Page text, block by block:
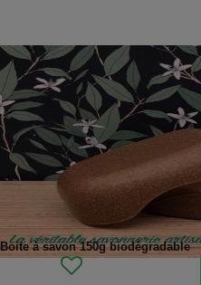
Boite à savon 150g biodégradable